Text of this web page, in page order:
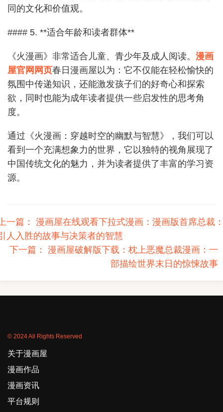
同的文化和价值观。
#### 5. **适合年龄和读者群体**
《火漫画》非常适合儿童、青少年及成人阅读。 漫画
屋官网网页春日漫画屋以为：它不仅能在轻松愉快的
氛围中传递知识，还能激发孩子们的好奇心和探索
欲，同时也能为成年读者提供一些启发性的思考角
度。
通过《火漫画：穿越时空的幽默与智慧》，我们可以
看到一个充满想象力的世界，它以独特的视角展现了
中国传统文化的魅力，并为读者提供了丰富的学习资
源。
一篇：
漫画屋在线观看下拉式漫画：漫画版首席总裁
人入胜的故事与决策者的智慧
下一篇：
漫画屋破解版下载：枕上恶魔总裁漫画：一
部描绘世界末日的惊悚故事
© 2024 All Rights Reserved
关于漫画屋
漫画作品
漫画资讯
平台规则